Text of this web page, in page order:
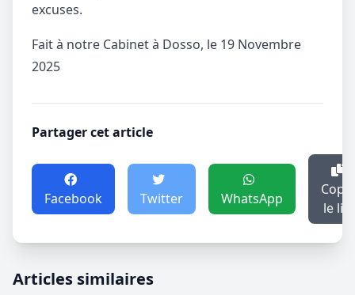
excuses.
Fait à notre Cabinet à Dosso, le 19 Novembre
2025
Partager cet article
Facebook Twitter WhatsApp
le
Articles similaires